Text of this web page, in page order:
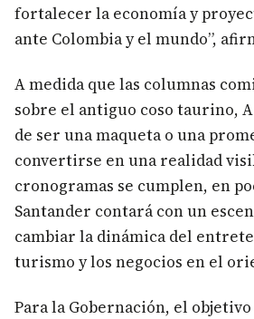
fortalecer la economía y
ante Colombia y el mundo”,
A medida que las columnas
sobre el antiguo coso taurino,
de ser una maqueta o una
convertirse en una realidad
cronogramas se cumplen, en
Santander contará con un
cambiar la dinámica del
turismo y los negocios en el
Para la Gobernación, el